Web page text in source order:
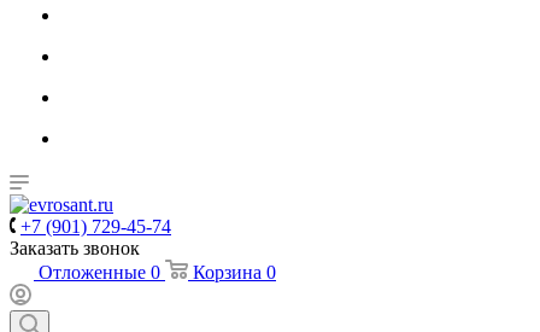
+7 (901) 729-45-74
Заказать звонок
Отложенные 0 Корзина 0